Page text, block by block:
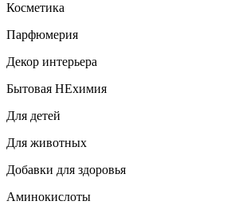
Косметика
Парфюмерия
Декор интерьера
Бытовая НЕхимия
Для детей
Для животных
Добавки для здоровья
Аминокислоты